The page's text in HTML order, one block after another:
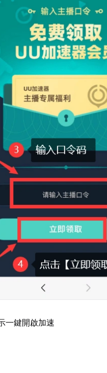
一鍵開啟加速